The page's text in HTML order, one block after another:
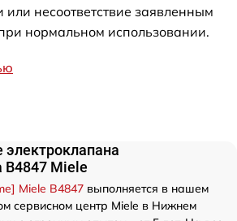
или несоответствие заявленным
нормальном использовании.
электроклапана
B4847 Miele
Miele B4847 выполняется в нашем
сервисном центр Miele в Нижнем